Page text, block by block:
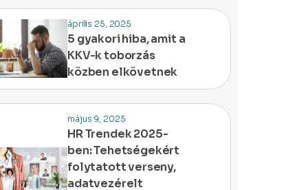
április 25, 2025
5 gyakori hiba, amit a
KKV-k toborzás
közben elkövetnek
május 9, 2025
HR Trendek 2025-
ben: Tehetségekért
folytatott verseny,
adatvezérelt